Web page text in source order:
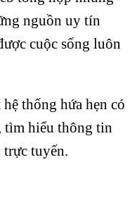
nguồn uy tín
cuộc sống luôn
thống hứa hẹn có
tìm hiểu thông tin
trực tuyến.